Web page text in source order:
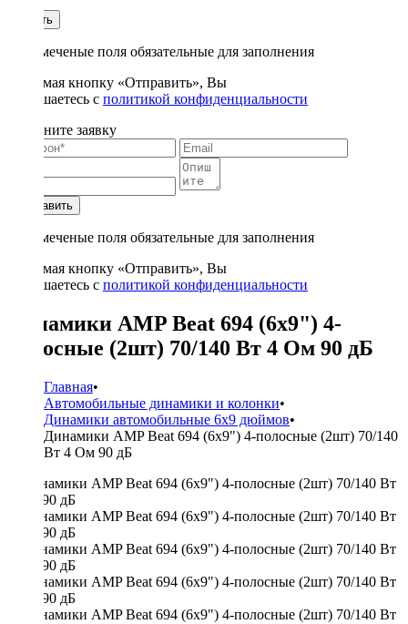
Купить
* - отмеченые поля обязательные для заполнения
Нажимая кнопку «Отправить», Вы
соглашаетесь с политикой конфиденциальности
Заполните заявку
Отправить
* - отмеченые поля обязательные для заполнения
Нажимая кнопку «Отправить», Вы
соглашаетесь с политикой конфиденциальности
Динамики AMP Beat 694 (6x9") 4-
полосные (2шт) 70/140 Вт 4 Ом 90 дБ
Главная•
Автомобильные динамики и колонки•
Динамики автомобильные 6x9 дюймов•
Динамики AMP Beat 694 (6x9") 4-полосные (2шт) 70/140
Вт 4 Ом 90 дБ